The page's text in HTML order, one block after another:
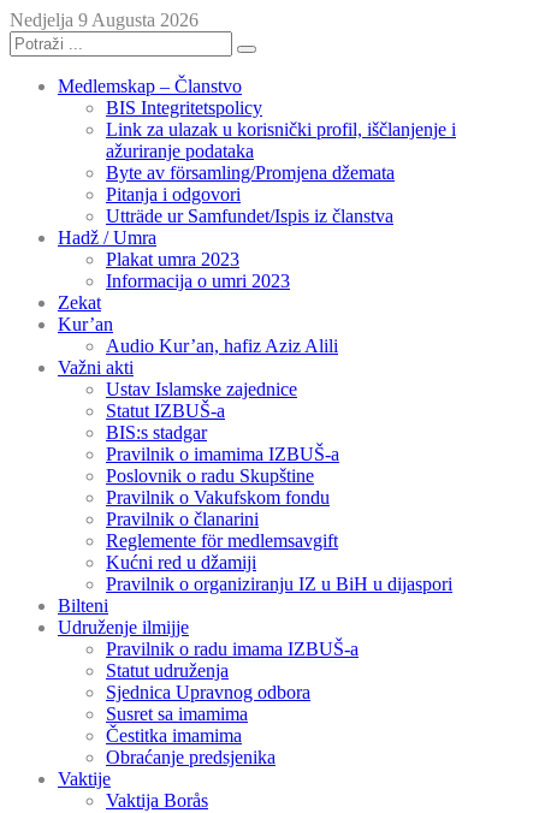
Nedjelja 9 Augusta 2026
Medlemskap – Članstvo
BIS Integritetspolicy
Link za ulazak u korisnički profil, iščlanjenje i
ažuriranje podataka
Byte av församling/Promjena džemata
Pitanja i odgovori
Utträde ur Samfundet/Ispis iz članstva
Hadž / Umra
Plakat umra 2023
Informacija o umri 2023
Zekat
Kur’an
Audio Kur’an, hafiz Aziz Alili
Važni akti
Ustav Islamske zajednice
Statut IZBUŠ-a
BIS:s stadgar
Pravilnik o imamima IZBUŠ-a
Poslovnik o radu Skupštine
Pravilnik o Vakufskom fondu
Pravilnik o članarini
Reglemente för medlemsavgift
Kućni red u džamiji
Pravilnik o organiziranju IZ u BiH u dijaspori
Bilteni
Udruženje ilmijje
Pravilnik o radu imama IZBUŠ-a
Statut udruženja
Sjednica Upravnog odbora
Susret sa imamima
Čestitka imamima
Obraćanje predsjenika
Vaktije
Vaktija Borås